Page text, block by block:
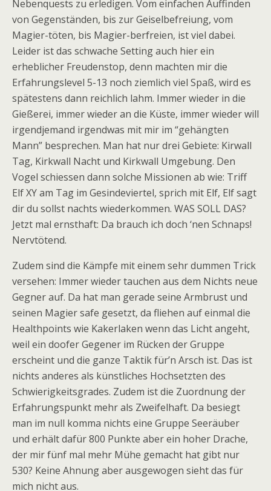
Nebenquests zu erledigen. Vom einfachen Auffinden
von Gegenständen, bis zur Geiselbefreiung, vom
Magier-töten, bis Magier-berfreien, ist viel dabei.
Leider ist das schwache Setting auch hier ein
erheblicher Freudenstop, denn machten mir die
Erfahrungslevel 5-13 noch ziemlich viel Spaß, wird es
spätestens dann reichlich lahm. Immer wieder in die
Gießerei, immer wieder an die Küste, immer wieder will
irgendjemand irgendwas mit mir im “gehängten
Mann” besprechen. Man hat nur drei Gebiete: Kirwall
Tag, Kirkwall Nacht und Kirkwall Umgebung. Den
Vogel schiessen dann solche Missionen ab wie: Triff
Elf XY am Tag im Gesindeviertel, sprich mit Elf, Elf sagt
dir du sollst nachts wiederkommen. WAS SOLL DAS?
Jetzt mal ernsthaft: Da brauch ich doch ‘nen Schnaps!
Nervtötend.
Zudem sind die Kämpfe mit einem sehr dummen Trick
versehen: Immer wieder tauchen aus dem Nichts neue
Gegner auf. Da hat man gerade seine Armbrust und
seinen Magier safe gesetzt, da fliehen auf einmal die
Healthpoints wie Kakerlaken wenn das Licht angeht,
weil ein doofer Gegener im Rücken der Gruppe
erscheint und die ganze Taktik für’n Arsch ist. Das ist
nichts anderes als künstliches Hochsetzten des
Schwierigkeitsgrades. Zudem ist die Zuordnung der
Erfahrungspunkt mehr als Zweifelhaft. Da besiegt
man im null komma nichts eine Gruppe Seeräuber
und erhält dafür 800 Punkte aber ein hoher Drache,
der mir fünf mal mehr Mühe gemacht hat gibt nur
530? Keine Ahnung aber ausgewogen sieht das für
mich nicht aus.